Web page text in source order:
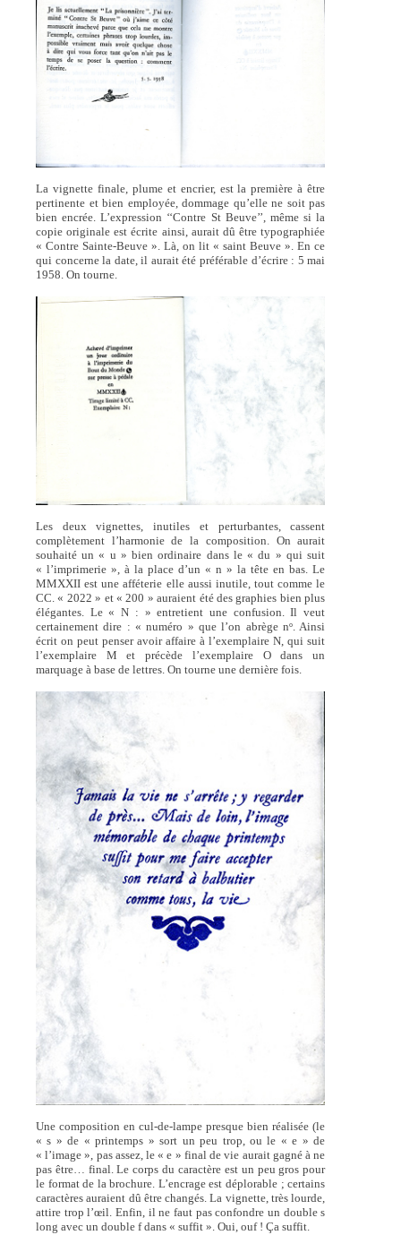
La vignette finale, plume et encrier, est la première à être
pertinente et bien employée, dommage qu’elle ne soit pas
bien encrée. L’expression ‘‘Contre St Beuve’’, même si la
copie originale est écrite ainsi, aurait dû être typographiée
« Contre Sainte-Beuve ». Là, on lit « saint Beuve ». En ce
qui concerne la date, il aurait été préférable d’écrire : 5 mai
1958. On tourne.
Les deux vignettes, inutiles et perturbantes, cassent
complètement l’harmonie de la composition. On aurait
souhaité un « u » bien ordinaire dans le « du » qui suit
« l’imprimerie », à la place d’un « n » la tête en bas. Le
MMXXII est une afféterie elle aussi inutile, tout comme le
CC. « 2022 » et « 200 » auraient été des graphies bien plus
élégantes. Le « N : » entretient une confusion. Il veut
certainement dire : « numéro » que l’on abrège no. Ainsi
écrit on peut penser avoir affaire à l’exemplaire N, qui suit
l’exemplaire M et précède l’exemplaire O dans un
marquage à base de lettres. On tourne une dernière fois.
Une composition en cul-de-lampe presque bien réalisée (le
« s » de « printemps » sort un peu trop, ou le « e » de
« l’image », pas assez, le « e » final de vie aurait gagné à ne
pas être… final. Le corps du caractère est un peu gros pour
le format de la brochure. L’encrage est déplorable ; certains
caractères auraient dû être changés. La vignette, très lourde,
attire trop l’œil. Enfin, il ne faut pas confondre un double s
long avec un double f dans « suffit ». Oui, ouf ! Ça suffit.